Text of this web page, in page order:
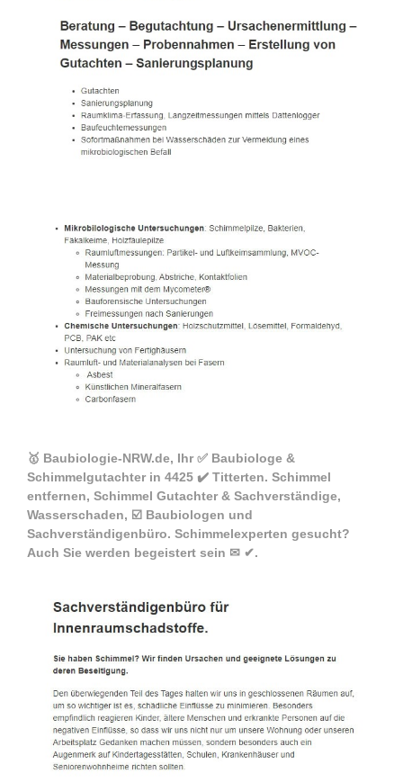
🥇 Baubiologie-NRW.de, Ihr ✅ Baubiologe &
Schimmelgutachter in 4425 ✔️ Titterten. Schimmel
entfernen, Schimmel Gutachter & Sachverständige,
Wasserschaden, ☑️ Baubiologen und
Sachverständigenbüro. Schimmelexperten gesucht?
Auch Sie werden begeistert sein ✉ ✔.